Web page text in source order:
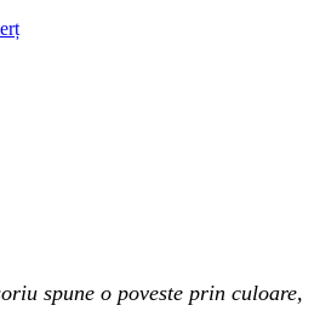
spune o poveste prin culoare,